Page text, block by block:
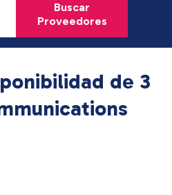
Buscar
Proveedores
de 3